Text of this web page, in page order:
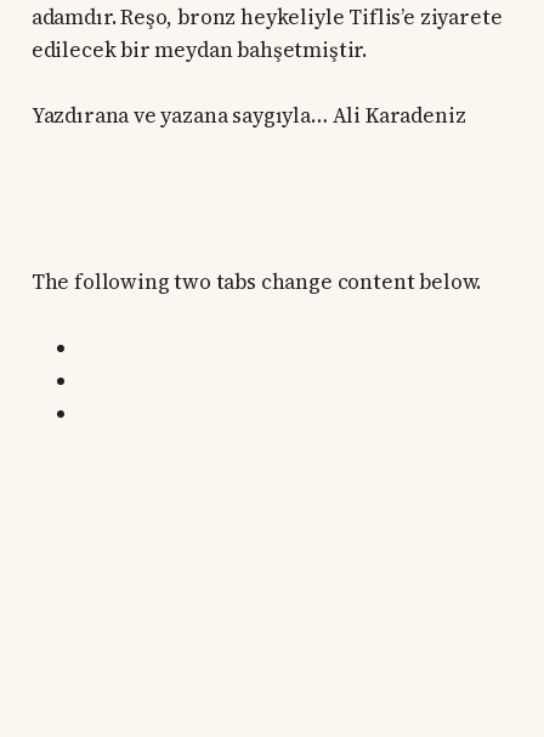
adamdır. Reşo, bronz heykeliyle Tiflis’e ziyarete
edilecek bir meydan bahşetmiştir.
Yazdırana ve yazana saygıyla… Ali Karadeniz
The following two tabs change content below.